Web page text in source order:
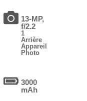
13-MP,
f/2.2
1
Arrière
Appareil
Photo
3000
mAh